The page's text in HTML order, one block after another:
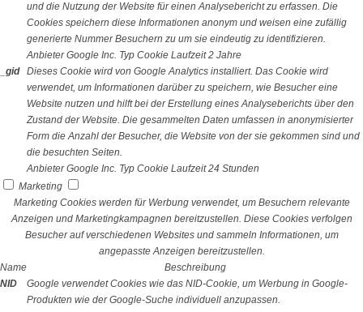
und die Nutzung der Website für einen Analysebericht zu erfassen. Die
Cookies speichern diese Informationen anonym und weisen eine zufällig
generierte Nummer Besuchern zu um sie eindeutig zu identifizieren.
Anbieter Google Inc. Typ Cookie Laufzeit 2 Jahre
_gid
Dieses Cookie wird von Google Analytics installiert. Das Cookie wird
verwendet, um Informationen darüber zu speichern, wie Besucher eine
Website nutzen und hilft bei der Erstellung eines Analyseberichts über den
Zustand der Website. Die gesammelten Daten umfassen in anonymisierter
Form die Anzahl der Besucher, die Website von der sie gekommen sind und
die besuchten Seiten.
Anbieter Google Inc. Typ Cookie Laufzeit 24 Stunden
Marketing
Marketing Cookies werden für Werbung verwendet, um Besuchern relevante
Anzeigen und Marketingkampagnen bereitzustellen. Diese Cookies verfolgen
Besucher auf verschiedenen Websites und sammeln Informationen, um
angepasste Anzeigen bereitzustellen.
Name
Beschreibung
NID
Google verwendet Cookies wie das NID-Cookie, um Werbung in Google-
Produkten wie der Google-Suche individuell anzupassen.